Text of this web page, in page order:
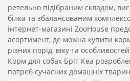
ретельно підібраним складом,
білка та збалансованим
інтернет-магазині ZooHouse
асортимент, де можна купити
різних порід, віку та
Корм для собак Бріт Кеа
потреб сучасних домашніх